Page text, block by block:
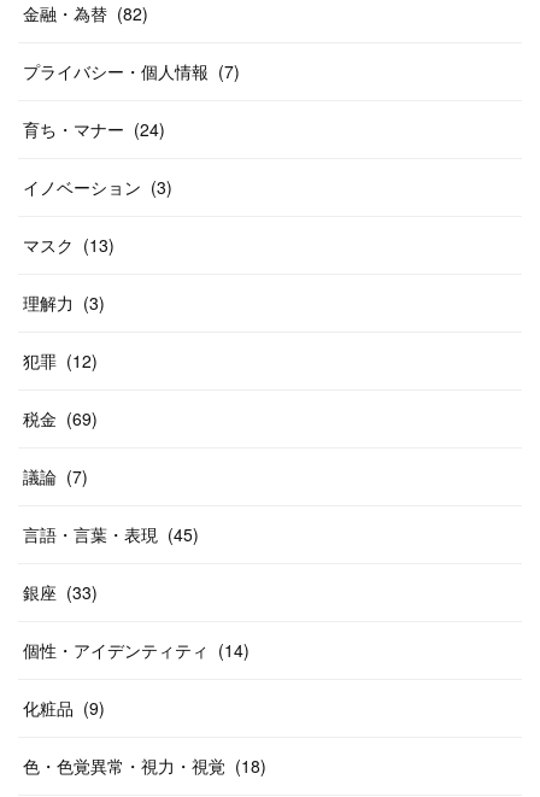
金融・為替 (82)
プライバシー・個人情報 (7)
育ち・マナー (24)
イノベーション (3)
マスク (13)
理解力 (3)
犯罪 (12)
税金 (69)
議論 (7)
言語・言葉・表現 (45)
銀座 (33)
個性・アイデンティティ (14)
化粧品 (9)
色・色覚異常・視力・視覚 (18)